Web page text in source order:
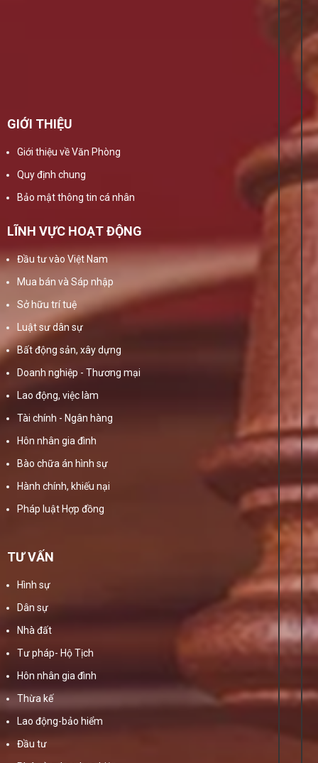
GIỚI THIỆU
Giới thiệu về Văn Phòng
Quy định chung
Bảo mật thông tin cá nhân
LĨNH VỰC HOẠT ĐỘNG
Đầu tư vào Việt Nam
Mua bán và Sáp nhập
Sở hữu trí tuệ
Luật sư dân sự
Bất động sản, xây dựng
Doanh nghiệp - Thương mại
Lao động, việc làm
Tài chính - Ngân hàng
Hôn nhân gia đình
Bào chữa án hình sự
Hành chính, khiếu nại
Pháp luật Hợp đồng
TƯ VẤN
Hình sự
Dân sự
Nhà đất
Tư pháp- Hộ Tịch
Hôn nhân gia đình
Thừa kế
Lao động-bảo hiểm
Đầu tư